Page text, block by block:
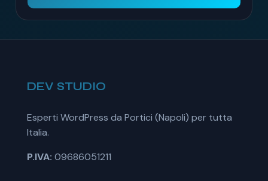
DEV STUDIO
Esperti WordPress da Portici (Napoli) per tutta
Italia.
P.IVA: 09686051211